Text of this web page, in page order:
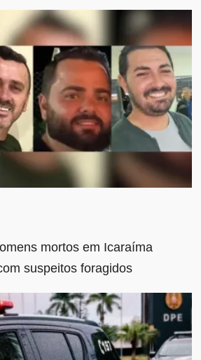
mortos em Icaraíma
suspeitos foragidos